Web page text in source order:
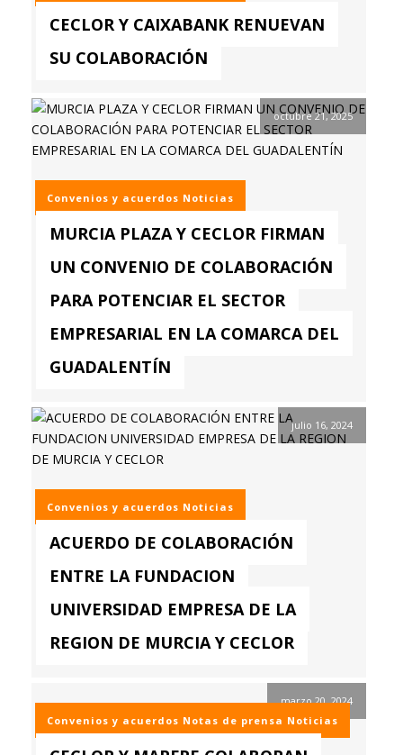
CECLOR Y CAIXABANK RENUEVAN
SU COLABORACIÓN
octubre 21, 2025
Convenios y acuerdos Noticias
MURCIA PLAZA Y CECLOR FIRMAN
UN CONVENIO DE COLABORACIÓN
PARA POTENCIAR EL SECTOR
EMPRESARIAL EN LA COMARCA DEL
GUADALENTÍN
julio 16, 2024
Convenios y acuerdos Noticias
ACUERDO DE COLABORACIÓN
ENTRE LA FUNDACION
UNIVERSIDAD EMPRESA DE LA
REGION DE MURCIA Y CECLOR
marzo 20, 2024
Convenios y acuerdos Notas de prensa Noticias